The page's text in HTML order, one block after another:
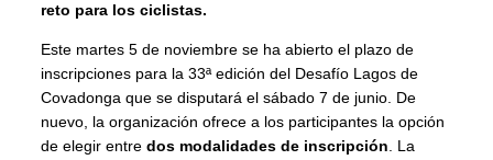
reto para los ciclistas.
Este martes 5 de noviembre se ha abierto el plazo de
inscripciones para la 33ª edición del Desafío Lagos de
Covadonga que se disputará el sábado 7 de junio. De
nuevo, la organización ofrece a los participantes la opción
de elegir entre dos modalidades de inscripción. La